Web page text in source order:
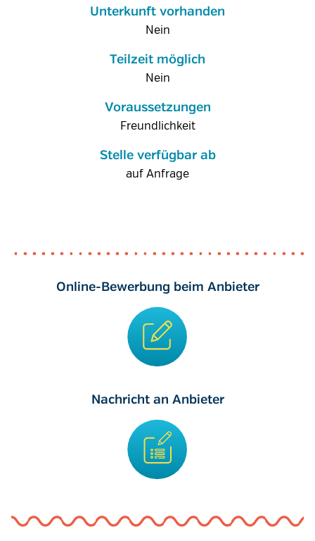
Unterkunft vorhanden
Nein
Teilzeit möglich
Nein
Voraussetzungen
Freundlichkeit
Stelle verfügbar ab
auf Anfrage
Online-Bewerbung beim Anbieter
Nachricht an Anbieter